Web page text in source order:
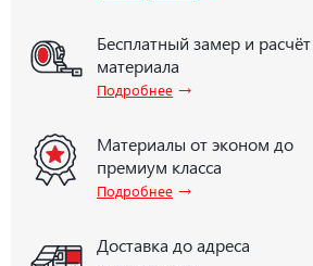
Бесплатный замер и расчёт
материала
Подробнее →
Материалы от эконом до
премиум класса
Подробнее →
Доставка до адреса